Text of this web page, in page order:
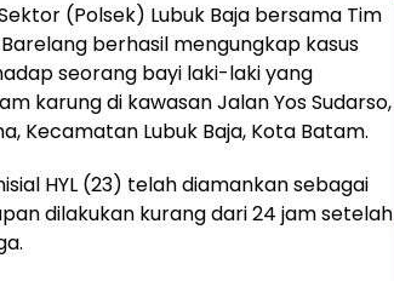
(Polsek) Lubuk Baja bersama Tim
berhasil mengungkap kasus
seorang bayi laki-laki yang
karung di kawasan Jalan Yos Sudarso,
Kecamatan Lubuk Baja, Kota Batam.
HYL (23) telah diamankan sebagai
dilakukan kurang dari 24 jam setelah